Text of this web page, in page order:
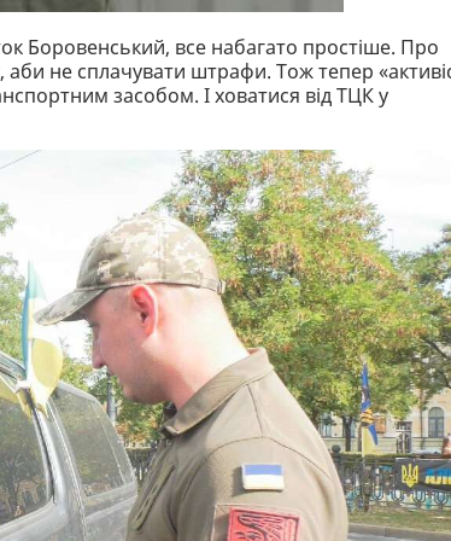
Боровенський, все набагато простіше. Про
аби не сплачувати штрафи. Тож тепер
засобом. І ховатися від ТЦК у